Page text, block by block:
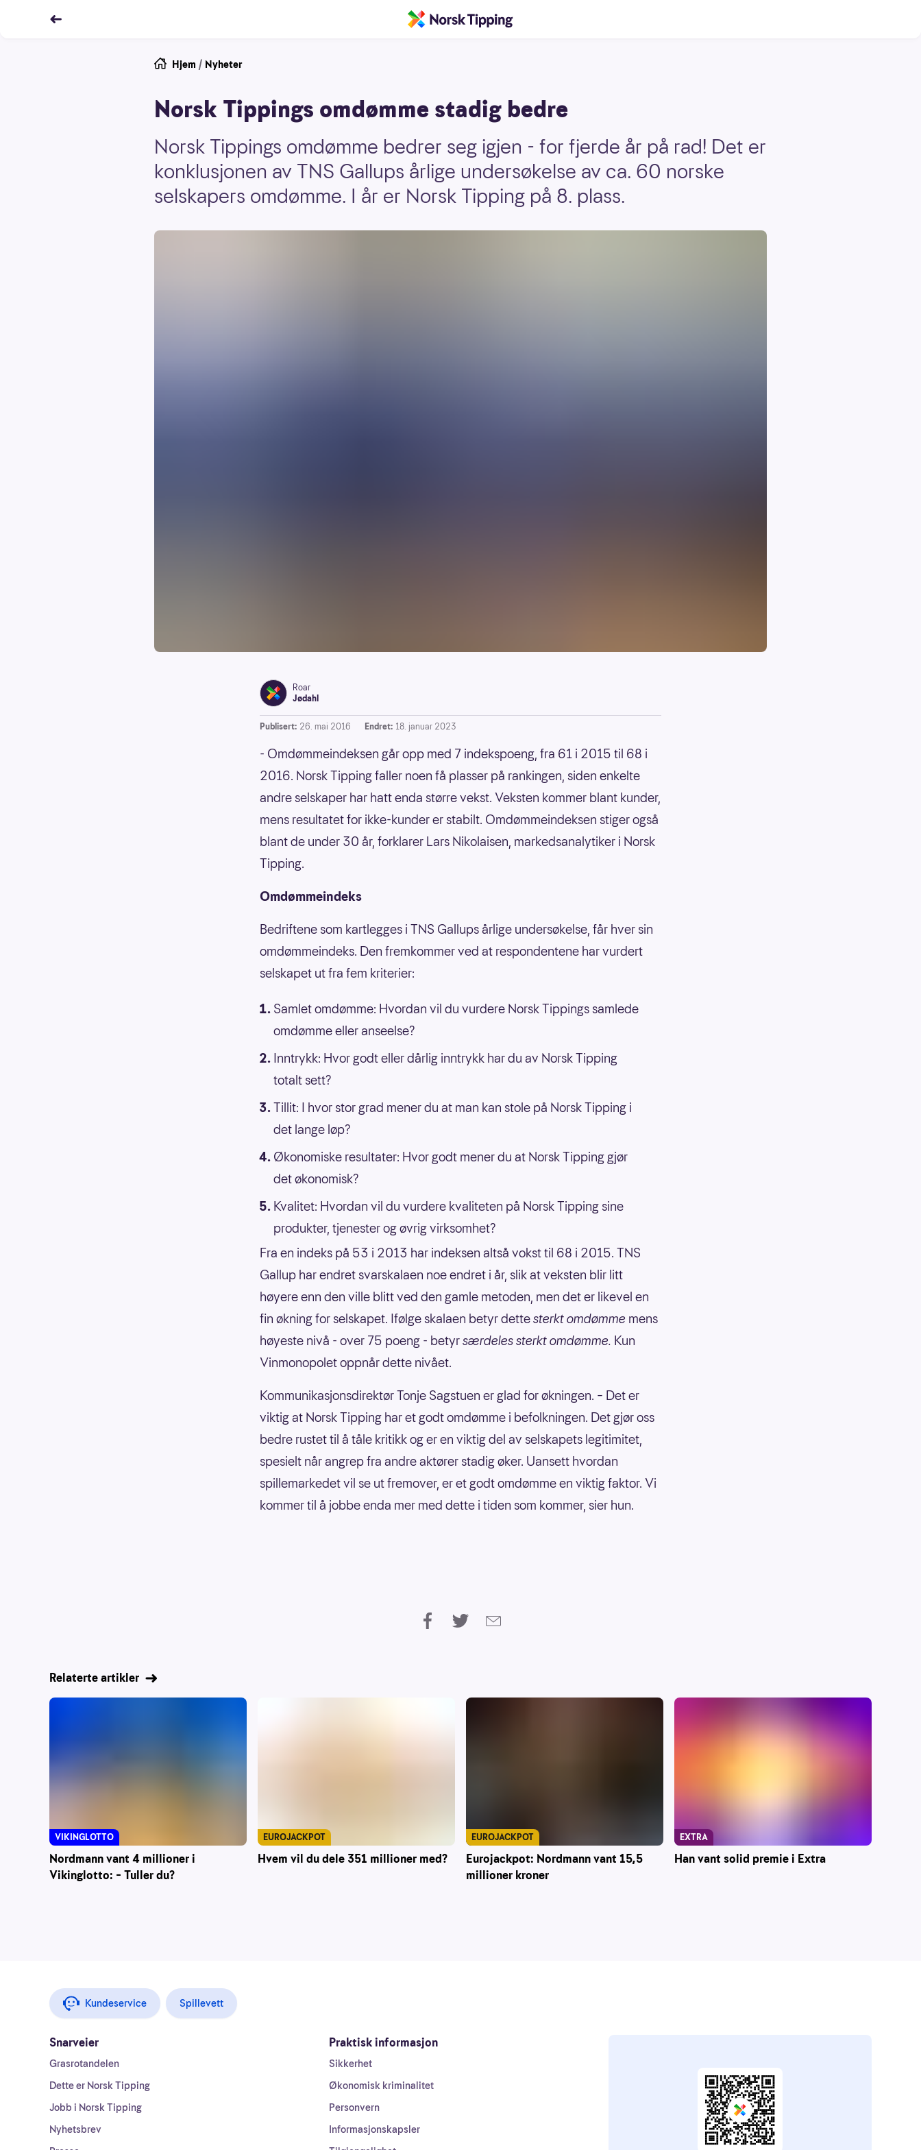
Hjem / Nyheter
Norsk Tippings omdømme stadig bedre
Norsk Tippings omdømme bedrer seg igjen - for fjerde år på rad! Det er
konklusjonen av TNS Gallups årlige undersøkelse av ca. 60 norske
selskapers omdømme. I år er Norsk Tipping på 8. plass.
Roar
Jødahl
Publisert: 26. mai 2016 Endret: 18. januar 2023
- Omdømmeindeksen går opp med 7 indekspoeng, fra 61 i 2015 til 68 i
2016. Norsk Tipping faller noen få plasser på rankingen, siden enkelte
andre selskaper har hatt enda større vekst. Veksten kommer blant kunder,
mens resultatet for ikke-kunder er stabilt. Omdømmeindeksen stiger også
blant de under 30 år, forklarer Lars Nikolaisen, markedsanalytiker i Norsk
Tipping.
Omdømmeindeks
Bedriftene som kartlegges i TNS Gallups årlige undersøkelse, får hver sin
omdømmeindeks. Den fremkommer ved at respondentene har vurdert
selskapet ut fra fem kriterier:
Samlet omdømme: Hvordan vil du vurdere Norsk Tippings samlede
omdømme eller anseelse?
Inntrykk: Hvor godt eller dårlig inntrykk har du av Norsk Tipping
totalt sett?
Tillit: I hvor stor grad mener du at man kan stole på Norsk Tipping i
det lange løp?
Økonomiske resultater: Hvor godt mener du at Norsk Tipping gjør
det økonomisk?
Kvalitet: Hvordan vil du vurdere kvaliteten på Norsk Tipping sine
produkter, tjenester og øvrig virksomhet?
Fra en indeks på 53 i 2013 har indeksen altså vokst til 68 i 2015. TNS
Gallup har endret svarskalaen noe endret i år, slik at veksten blir litt
høyere enn den ville blitt ved den gamle metoden, men det er likevel en
fin økning for selskapet. Ifølge skalaen betyr dettesterkt omdømme mens
høyeste nivå - over 75 poeng - betyrsærdeles sterkt omdømme. Kun
Vinmonopolet oppnår dette nivået.
Kommunikasjonsdirektør Tonje Sagstuen er glad for økningen. – Det er
viktig at Norsk Tipping har et godt omdømme i befolkningen. Det gjør oss
bedre rustet til å tåle kritikk og er en viktig del av selskapets legitimitet,
spesielt når angrep fra andre aktører stadig øker. Uansett hvordan
spillemarkedet vil se ut fremover, er et godt omdømme en viktig faktor. Vi
kommer til å jobbe enda mer med dette i tiden som kommer, sier hun.
Relaterte artikler
Nordmann vant 4 millioner i
Vikinglotto: – Tuller du?
VIKINGLOTTO
Hvem vil du dele 351 millioner med?
EUROJACKPOT
Eurojackpot: Nordmann vant 15,5
millioner kroner
EUROJACKPOT
Han vant solid premie i Extra
EXTRA
Kundeservice Spillevett
Snarveier
Grasrotandelen
Dette er Norsk Tipping
Jobb i Norsk Tipping
Nyhetsbrev
Praktisk informasjon
Sikkerhet
Økonomisk kriminalitet
Personvern
Informasjonskapsler